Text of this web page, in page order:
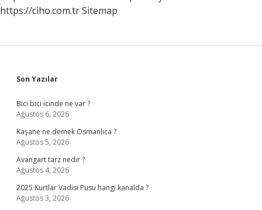
https://ciho.com.trSitemap
Sidebar
Son Yazılar
Bici bici icinde ne var ?
Ağustos 6, 2026
Kaşane ne demek Osmanlıca ?
Ağustos 5, 2026
Avangart tarz nedir ?
Ağustos 4, 2026
2025 Kurtlar Vadisi Pusu hangi kanalda ?
Ağustos 3, 2026